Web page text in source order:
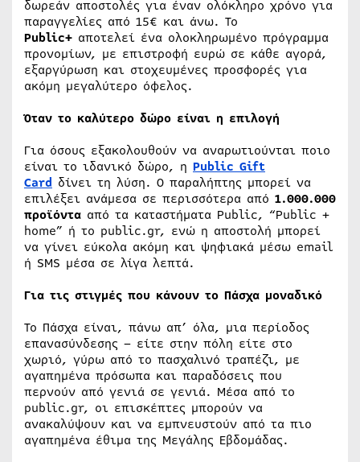
δωρεάν αποστολές για έναν ολόκληρο χρόνο για
παραγγελίες από 15€ και άνω. Το
Public+ αποτελεί ένα ολοκληρωμένο πρόγραμμα
προνομίων, με επιστροφή ευρώ σε κάθε αγορά,
εξαργύρωση και στοχευμένες προσφορές για
ακόμη μεγαλύτερο όφελος.
Όταν το καλύτερο δώρο είναι η επιλογή
Για όσους εξακολουθούν να αναρωτιούνται ποιο
είναι το ιδανικό δώρο, η Public Gift
Card δίνει τη λύση. Ο παραλήπτης μπορεί να
επιλέξει ανάμεσα σε περισσότερα από 1.000.000
προϊόντα από τα καταστήματα Public, “Public +
home” ή το public.gr, ενώ η αποστολή μπορεί
να γίνει εύκολα ακόμη και ψηφιακά μέσω email
ή SMS μέσα σε λίγα λεπτά.
Για τις στιγμές που κάνουν το Πάσχα μοναδικό
Το Πάσχα είναι, πάνω απ’ όλα, μια περίοδος
επανασύνδεσης – είτε στην πόλη είτε στο
χωριό, γύρω από το πασχαλινό τραπέζι, με
αγαπημένα πρόσωπα και παραδόσεις που
περνούν από γενιά σε γενιά. Μέσα από το
public.gr, οι επισκέπτες μπορούν να
ανακαλύψουν και να εμπνευστούν από τα πιο
αγαπημένα έθιμα της Μεγάλης Εβδομάδας.